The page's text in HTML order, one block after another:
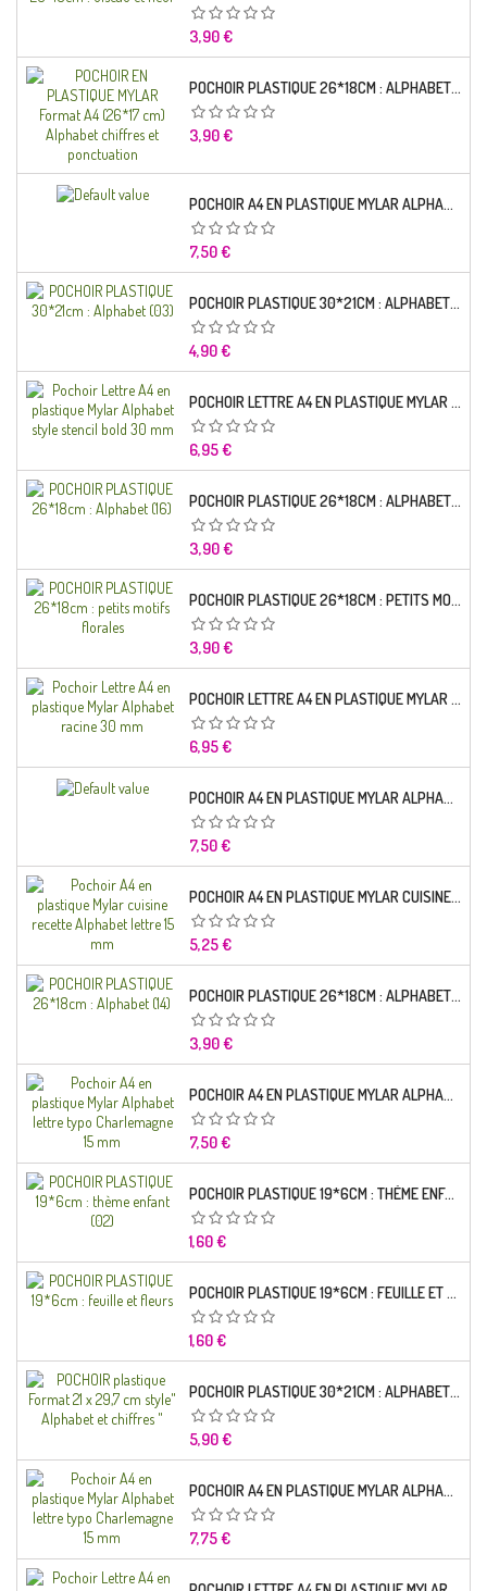
Prix
3,90 €
POCHOIR PLASTIQUE 26*18CM : ALPHABET (03)
Prix
3,90 €
POCHOIR A4 EN PLASTIQUE MYLAR ALPHABET LETTRE TYPO CHARLEMAGNE 28 MM
Prix
7,50 €
POCHOIR PLASTIQUE 30*21CM : ALPHABET (03)
Prix
4,90 €
POCHOIR LETTRE A4 EN PLASTIQUE MYLAR ALPHABET STYLE STENCIL BOLD 30 MM
Prix
6,95 €
POCHOIR PLASTIQUE 26*18CM : ALPHABET (16)
Prix
3,90 €
POCHOIR PLASTIQUE 26*18CM : PETITS MOTIFS FLORALES
Prix
3,90 €
POCHOIR LETTRE A4 EN PLASTIQUE MYLAR ALPHABET RACINE 30 MM
Prix
6,95 €
POCHOIR A4 EN PLASTIQUE MYLAR ALPHABET LETTRE TYPO SEGOE 25 MM
Prix
7,50 €
POCHOIR A4 EN PLASTIQUE MYLAR CUISINE RECETTE ALPHABET LETTRE 15 MM
Prix
5,25 €
POCHOIR PLASTIQUE 26*18CM : ALPHABET (14)
Prix
3,90 €
POCHOIR A4 EN PLASTIQUE MYLAR ALPHABET LETTRE TYPO CHARLEMAGNE
Prix
7,50 €
POCHOIR PLASTIQUE 19*6CM : THÈME ENFANT (02)
Prix
1,60 €
POCHOIR PLASTIQUE 19*6CM : FEUILLE ET FLEURS
Prix
1,60 €
POCHOIR PLASTIQUE 30*21CM : ALPHABET (02)
Prix
5,90 €
POCHOIR A4 EN PLASTIQUE MYLAR ALPHABET LETTRE TYPO RAVIE 30 MM
Prix
7,75 €